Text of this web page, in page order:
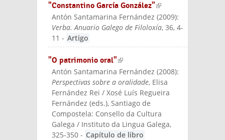
"Constantino García González"(link is
external)
Antón Santamarina Fernández (2009):
Verba. Anuario Galego de Filoloxía, 36, 4-
11 - Artigo
"O patrimonio oral"(link is external)
Antón Santamarina Fernández (2008):
Perspectivas sobre a oralidade, Elisa
Fernández Rei / Xosé Luís Regueira
Fernández (eds.), Santiago de
Compostela: Consello da Cultura
Galega / Instituto da Lingua Galega,
325-350 - Capítulo de libro